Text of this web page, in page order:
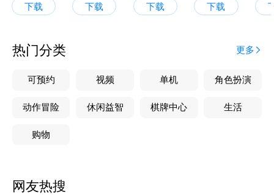
下载 下载 下载 下载
热门分类 更多
可预约 视频 单机 角色扮演
动作冒险 休闲益智 棋牌中心 生活
购物
网友热搜